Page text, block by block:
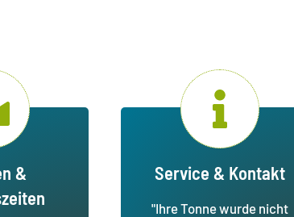
&
Service & Kontakt
"Ihre Tonne wurde nicht